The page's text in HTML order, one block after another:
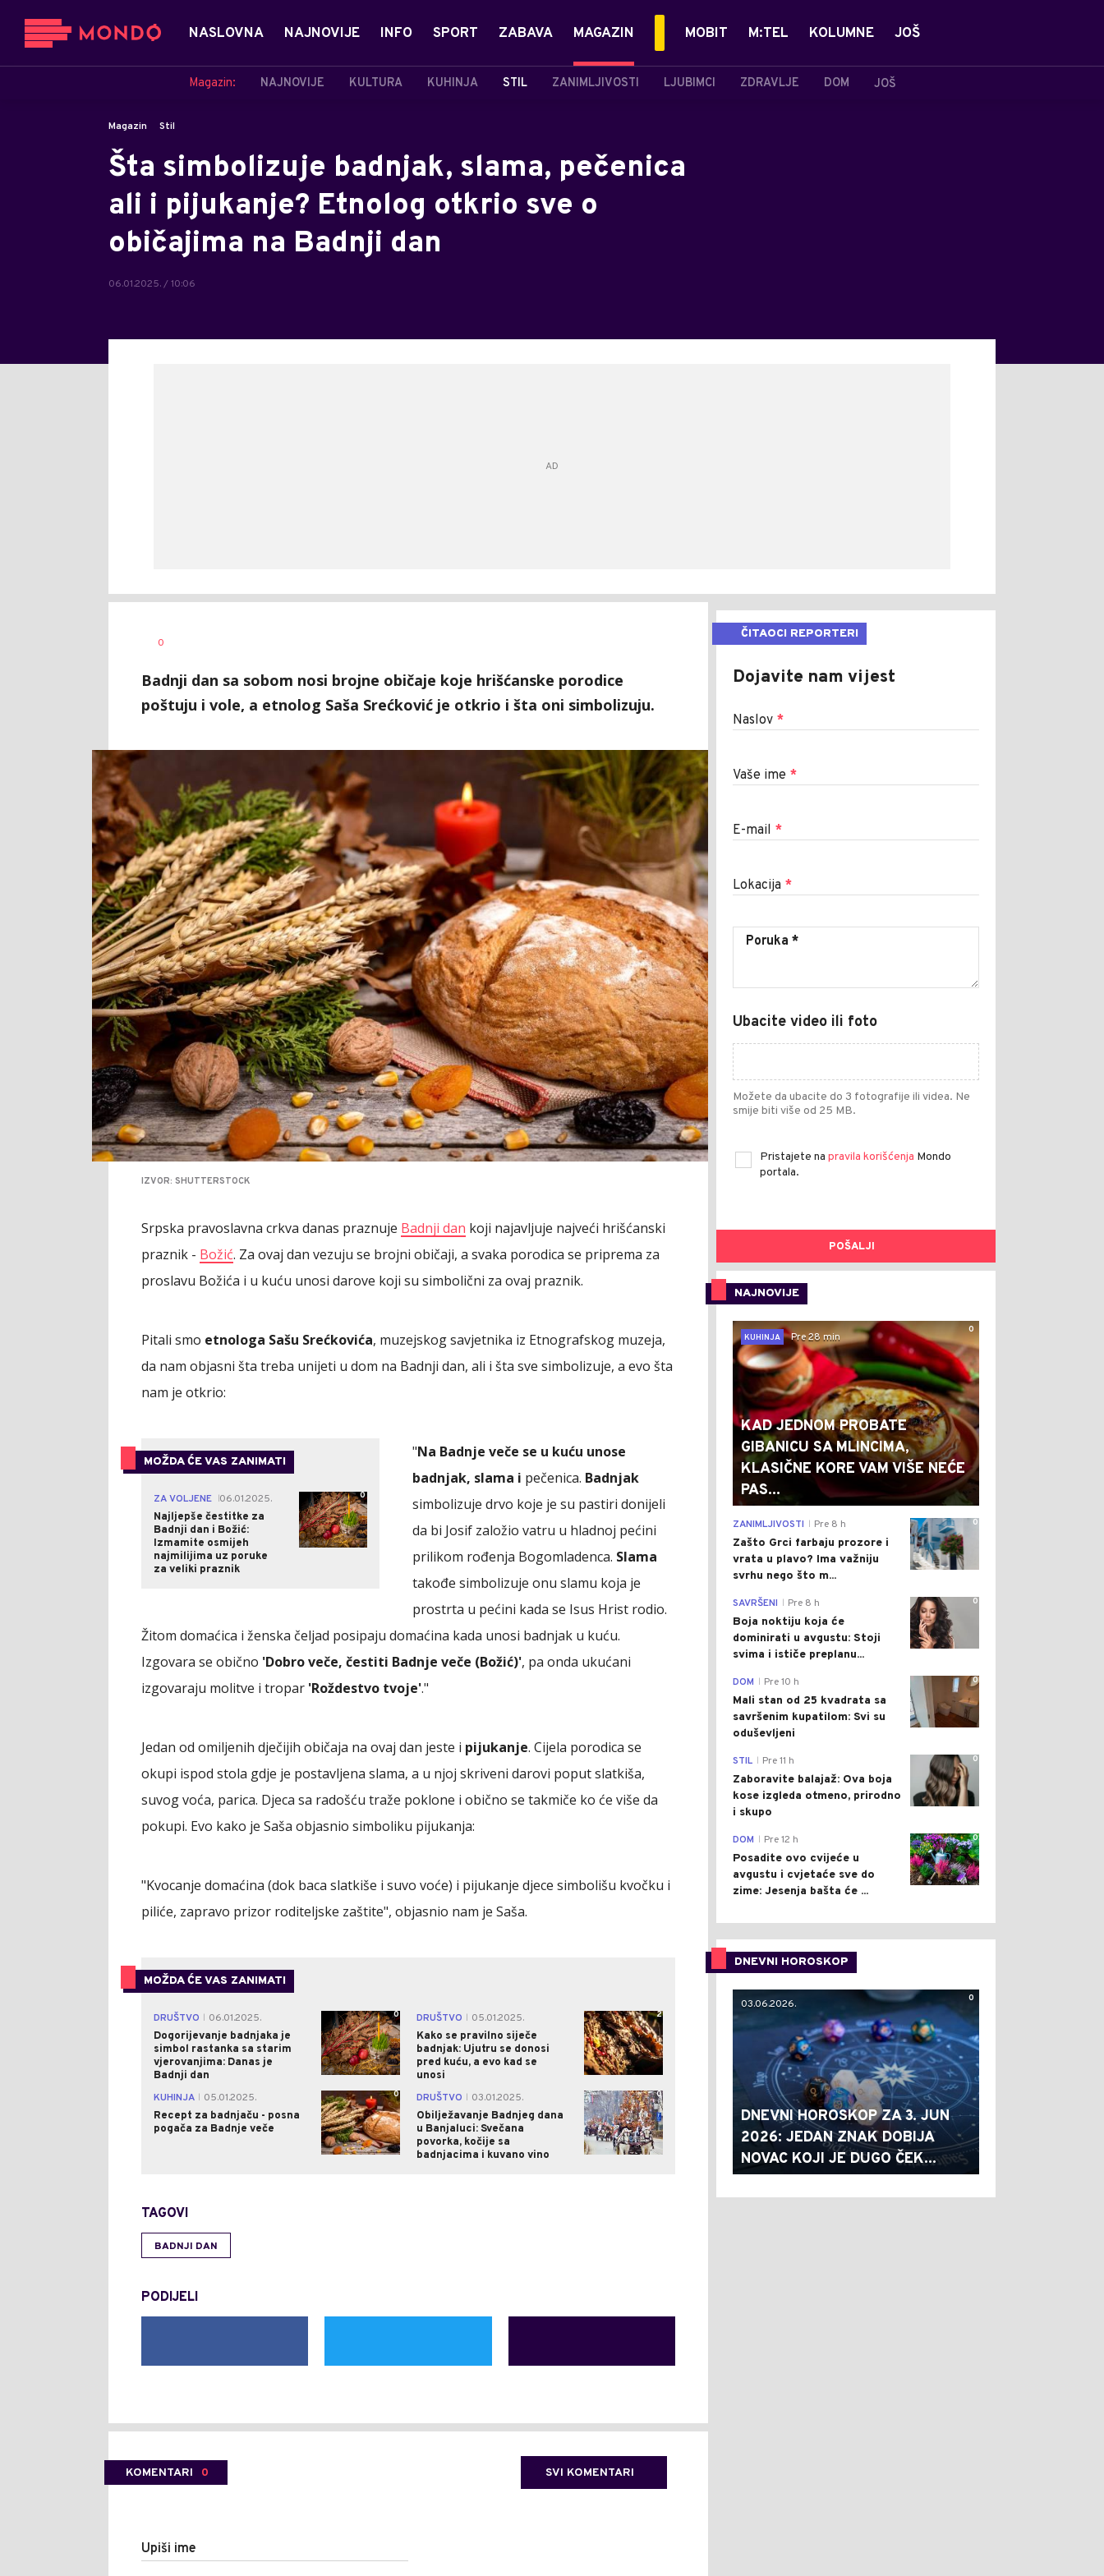
NASLOVNA NAJNOVIJE INFO SPORT ZABAVA MAGAZIN
Magazin: NAJNOVIJE KULTURA KUHINJA STIL ZANIMLJIVOSTI LJUBIMCI ZDRAVLJE DOM JOŠ
MOBIT M:TEL KOLUMNE JOŠ
Magazin Stil
Šta simbolizuje badnjak, slama, pečenica
ali i pijukanje? Etnolog otkrio sve o
običajima na Badnji dan
06.01.2025. / 10:06
AUTOR
0
Badnji dan sa sobom nosi brojne običaje koje hrišćanske porodice
poštuju i vole, a etnolog Saša Srećković je otkrio i šta oni simbolizuju.
IZVOR: SHUTTERSTOCK
Srpska pravoslavna crkva danas praznuje Badnji dan koji najavljuje najveći hrišćanski
praznik - Božić. Za ovaj dan vezuju se brojni običaji, a svaka porodica se priprema za
proslavu Božića i u kuću unosi darove koji su simbolični za ovaj praznik.
Pitali smo etnologa Sašu Srećkovića, muzejskog savjetnika iz Etnografskog muzeja,
da nam objasni šta treba unijeti u dom na Badnji dan, ali i šta sve simbolizuje, a evo šta
nam je otkrio:
MOŽDA ĆE VAS ZANIMATI
ZA VOLJENE
06.01.2025.
Najljepše čestitke za
Badnji dan i Božić:
Izmamite osmijeh
najmilijima uz poruke
za veliki praznik
0
"Na Badnje veče se u kuću unose
badnjak, slama i pečenica. Badnjak
simbolizuje drvo koje je su pastiri donijeli
da bi Josif založio vatru u hladnoj pećini
prilikom rođenja Bogomladenca. Slama
takođe simbolizuje onu slamu koja je
prostrta u pećini kada se Isus Hrist rodio.
Žitom domaćica i ženska čeljad posipaju domaćina kada unosi badnjak u kuću.
Izgovara se obično 'Dobro veče, čestiti Badnje veče (Božić)', pa onda ukućani
izgovaraju molitve i tropar 'Roždestvo tvoje'."
Jedan od omiljenih dječijih običaja na ovaj dan jeste i pijukanje. Cijela porodica se
okupi ispod stola gdje je postavljena slama, a u njoj skriveni darovi poput slatkiša,
suvog voća, parica. Djeca sa radošću traže poklone i obično se takmiče ko će više da
pokupi. Evo kako je Saša objasnio simboliku pijukanja:
"Kvocanje domaćina (dok baca slatkiše i suvo voće) i pijukanje djece simbolišu kvočku i
piliće, zapravo prizor roditeljske zaštite", objasnio nam je Saša.
MOŽDA ĆE VAS ZANIMATI
DRUŠTVO
06.01.2025.
Dogorijevanje badnjaka je
simbol rastanka sa starim
vjerovanjima: Danas je
Badnji dan
0 DRUŠTVO
05.01.2025.
Kako se pravilno siječe
badnjak: Ujutru se donosi
pred kuću, a evo kad se
unosi
2
KUHINJA
05.01.2025.
Recept za badnjaču - posna
pogača za Badnje veče
0 DRUŠTVO
03.01.2025.
Obilježavanje Badnjeg dana
u Banjaluci: Svečana
povorka, kočije sa
badnjacima i kuvano vino
0
TAGOVI
BADNJI DAN
PODIJELI
KOMENTARI 0 SVI KOMENTARI
Upiši ime
ČITAOCI REPORTERI
Dojavite nam vijest
Naslov *
Vaše ime *
E-mail *
Lokacija *
Ubacite video ili foto
Možete da ubacite do 3 fotografije ili videa. Ne
smije biti više od 25 MB.
Pristajete na pravila korišćenja Mondo
portala.
POŠALJI
NAJNOVIJE
0
KUHINJA
Pre 28 min
KAD JEDNOM PROBATE
GIBANICU SA MLINCIMA,
KLASIČNE KORE VAM VIŠE NEĆE
PAS...
0
ZANIMLJIVOSTI Pre 8 h
Zašto Grci farbaju prozore i
vrata u plavo? Ima važniju
svrhu nego što m...
0
SAVRŠENI Pre 8 h
Boja noktiju koja će
dominirati u avgustu: Stoji
svima i ističe preplanu...
0
DOM Pre 10 h
Mali stan od 25 kvadrata sa
savršenim kupatilom: Svi su
oduševljeni
0
STIL Pre 11 h
Zaboravite balajaž: Ova boja
kose izgleda otmeno, prirodno
i skupo
0
DOM Pre 12 h
Posadite ovo cvijeće u
avgustu i cvjetaće sve do
zime: Jesenja bašta će ...
DNEVNI HOROSKOP
0
03.06.2026.
DNEVNI HOROSKOP ZA 3. JUN
2026: JEDAN ZNAK DOBIJA
NOVAC KOJI JE DUGO ČEK...